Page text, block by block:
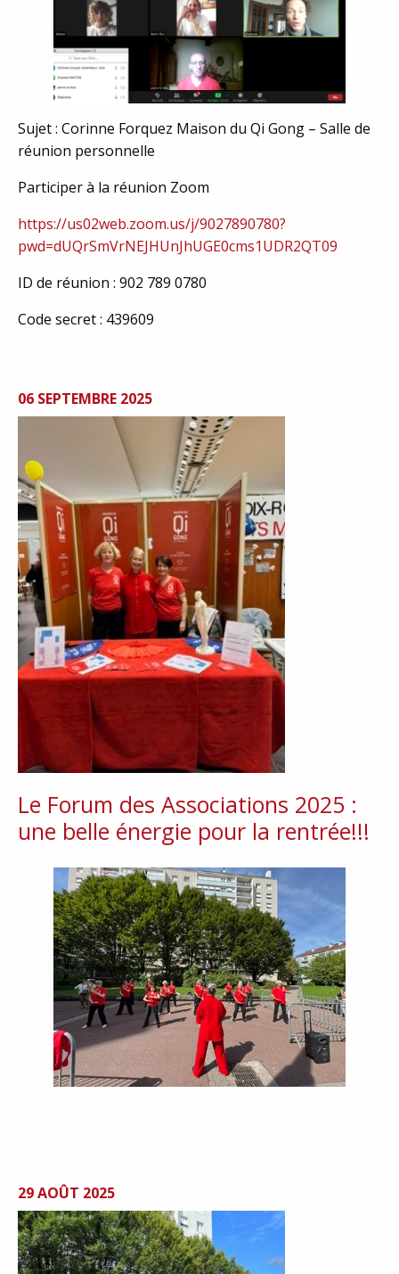
Sujet : Corinne Forquez Maison du Qi Gong – Salle de
réunion personnelle
Participer à la réunion Zoom
https://us02web.zoom.us/j/9027890780?
pwd=dUQrSmVrNEJHUnJhUGE0cms1UDR2QT09
ID de réunion : 902 789 0780
Code secret : 439609
06 SEPTEMBRE 2025
Le Forum des Associations 2025 :
une belle énergie pour la rentrée!!!
29 AOÛT 2025